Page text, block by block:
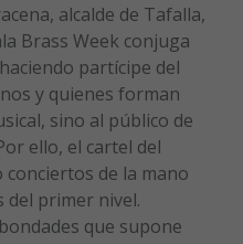
alcalde de Tafalla,
Brass Week conjuga
partícipe del
y quienes forman
sino al público de
ello, el cartel del
de la mano
del primer nivel.
que supone